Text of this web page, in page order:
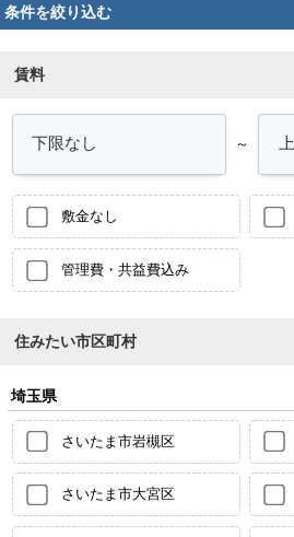
条件を絞り込む
賃料
～
敷金なし
管理費・共益費込み
住みたい市区町村
埼玉県
さいたま市岩槻区
さいたま市大宮区